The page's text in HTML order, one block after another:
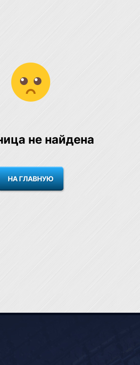
не найдена
НА ГЛАВНУЮ